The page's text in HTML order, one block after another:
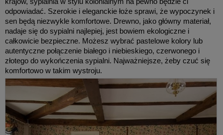
odpowiadać. Szerokie i eleganckie łoże sprawi, że wypoczynek i
sen będą niezwykle komfortowe. Drewno, jako główny materiał,
nadaje się do sypialni najlepiej, jest bowiem ekologiczne i
całkowicie bezpieczne. Możesz wybrać pastelowe kolory lub
autentyczne połączenie białego i niebieskiego, czerwonego i
złotego do wykończenia sypialni. Najważniejsze, żeby czuć się
komfortowo w takim wystroju.